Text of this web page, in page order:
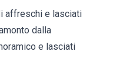
affreschi e lasciati
dalla
e lasciati